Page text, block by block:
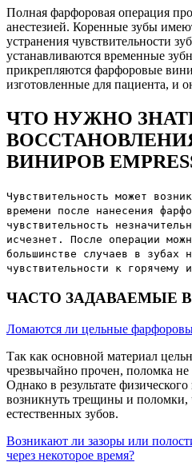
Полная фарфоровая операция
анестезией. Коренные зубы
устранения чувствительности
устанавливаются временные
прикрепляются фарфоровые
изготовленные для пациента, и
ЧТО НУЖНО
ВИНИРОВ
Чувствительность может
времени после нанесения
чувствительность
исчезнет. После операции
большинстве случаев в зубах
чувствительности к горячему
ЧАСТО ЗАДАВАЕМЫЕ
Ломаются ли цельные
Так как основной материал
чрезвычайно прочен, поломка не
Однако в результате
возникнуть трещины и поломки,
естественных зубов.
Возникают ли зазоры или
через некоторое время?